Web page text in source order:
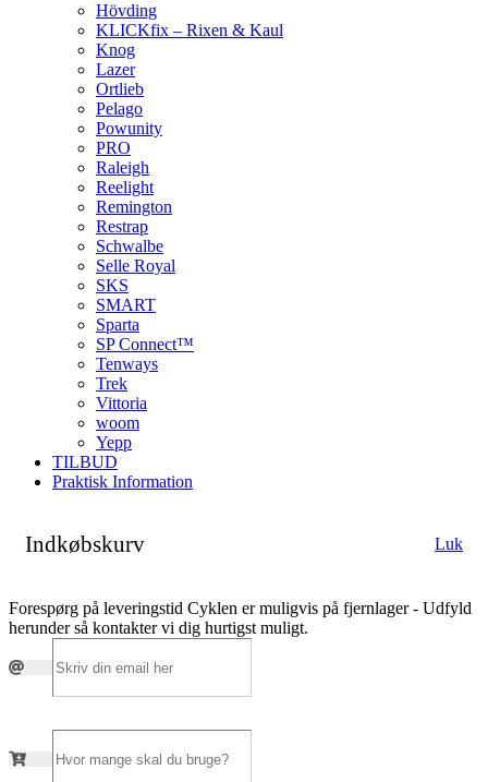
Hövding
KLICKfix – Rixen & Kaul
Knog
Lazer
Ortlieb
Pelago
Powunity
PRO
Raleigh
Reelight
Remington
Restrap
Schwalbe
Selle Royal
SKS
SMART
Sparta
SP Connect™
Tenways
Trek
Vittoria
woom
Yepp
TILBUD
Praktisk Information
Indkøbskurv Luk
Forespørg på leveringstid Cyklen er muligvis på fjernlager - Udfyld
herunder så kontakter vi dig hurtigst muligt.